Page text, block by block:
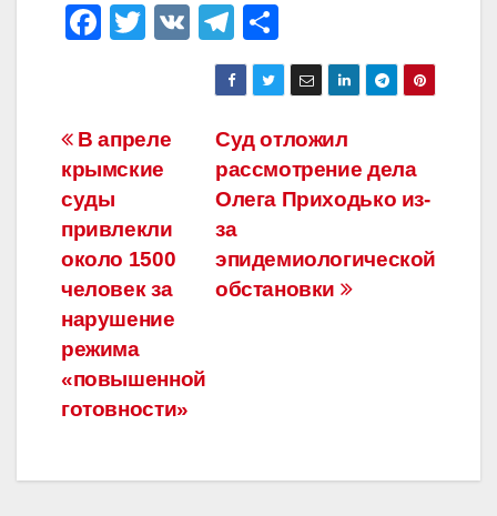
F
e
b
o
o
k
T
er
V
T
el
e
gr
a
m
тп
р
а
в
и
Навигация
по
записям
Суд отложил
рассмотрение дела
Олега Приходько из-
за
эпидемиологической
обстановки
В апреле
крымские
суды
привлекли
около 1500
человек за
нарушение
режима
«повышенной
готовности»